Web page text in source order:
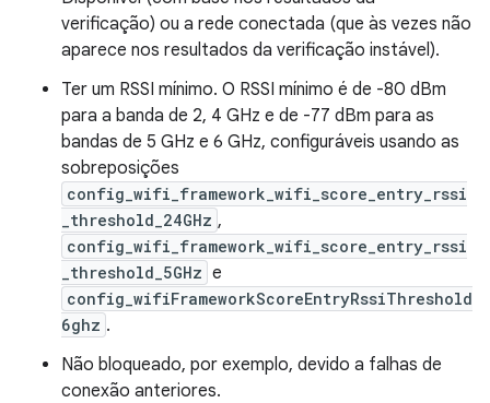
verificação) ou a rede conectada (que às vezes não
aparece nos resultados da verificação instável).
Ter um RSSI mínimo. O RSSI mínimo é de -80 dBm
para a banda de 2, 4 GHz e de -77 dBm para as
bandas de 5 GHz e 6 GHz, configuráveis usando as
sobreposições
config_wifi_framework_wifi_score_entry_rssi
_threshold_24GHz ,
config_wifi_framework_wifi_score_entry_rssi
_threshold_5GHz e
config_wifiFrameworkScoreEntryRssiThreshold
6ghz .
Não bloqueado, por exemplo, devido a falhas de
conexão anteriores.